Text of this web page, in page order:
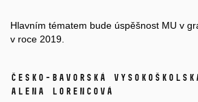
Hlavním tématem bude úspěšnost MU v
v roce 2019.
Česko-bavorská
Alena Lorencová